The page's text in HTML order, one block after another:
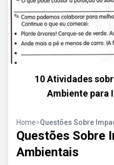
10 Atividades
Ambiente para
Home>Questões Sobre
Questões Sobre
Ambientais